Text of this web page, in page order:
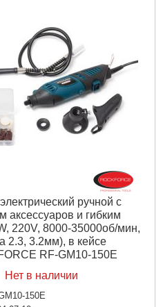
ручной с
аксессуаров и гибким
220V, 8000-35000об/мин,
2.3, 3.2мм), в кейсе
RF-GM10-150E
Нет в наличии
150E